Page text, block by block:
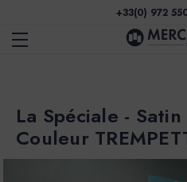
+33(0) 972
La Spéciale -
Couleur